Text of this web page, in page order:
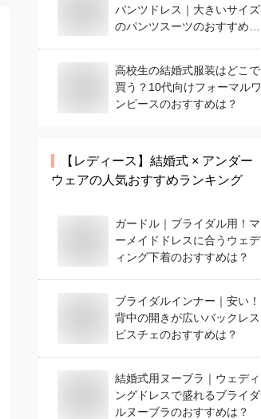
パンツドレス｜大きいサイズ
のパンツスーツのおすすめ
高校生の結婚式服装はどこで
買う？10代向けフォーマルワ
ンピースのおすすめは？
【レディース】 結婚式 × アンダー
ウェアの人気おすすめランキング
ガードル｜ブライダル用！マ
ーメイドドレスに合うウェデ
ィング下着のおすすめは？
ブライダルインナー｜安い！
背中の開きが広いバックレス
ビスチェのおすすめは？
結婚式用ヌーブラ｜ウェディ
ングドレスで盛れるブライダ
ルヌーブラのおすすめは？